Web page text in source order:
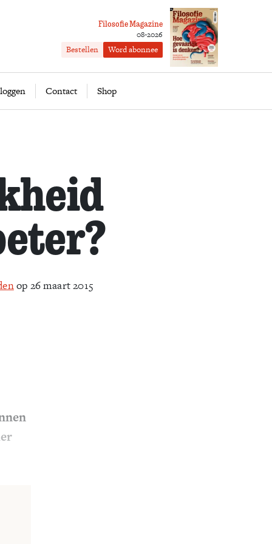
Filosofie Magazine
08-2026
Bestellen Word abonnee
Contact Shop
Word abonnee
op 26 maart 2015